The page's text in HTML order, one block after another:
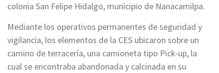
colonia San Felipe Hidalgo, municipio de Nanacamilpa.
Mediante los operativos permanentes de seguridad y
vigilancia, los elementos de la CES ubicaron sobre un
camino de terracería, una camioneta tipo Pick-up, la
cual se encontraba abandonada y calcinada en su